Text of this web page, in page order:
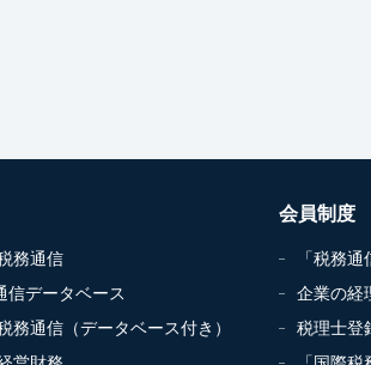
務通信
信データベース
務通信（データベース付き）
会員制度
「税務
企業の経
税理士登